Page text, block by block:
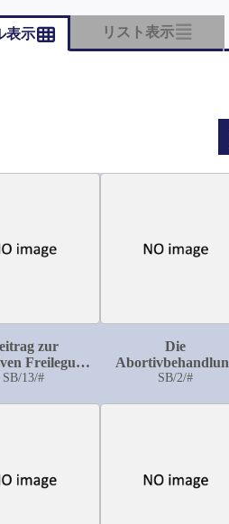
表示 リスト表示
zur
Freilegung
SB/13/#
Die
der Syphilis
SB/2/#